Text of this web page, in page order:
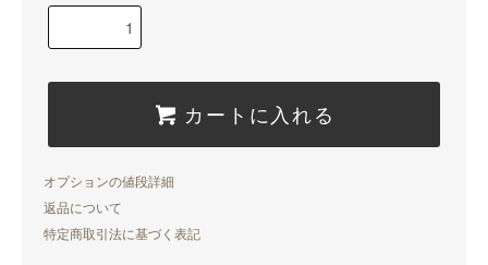
カートに入れる
オプションの値段詳細
返品について
特定商取引法に基づく表記